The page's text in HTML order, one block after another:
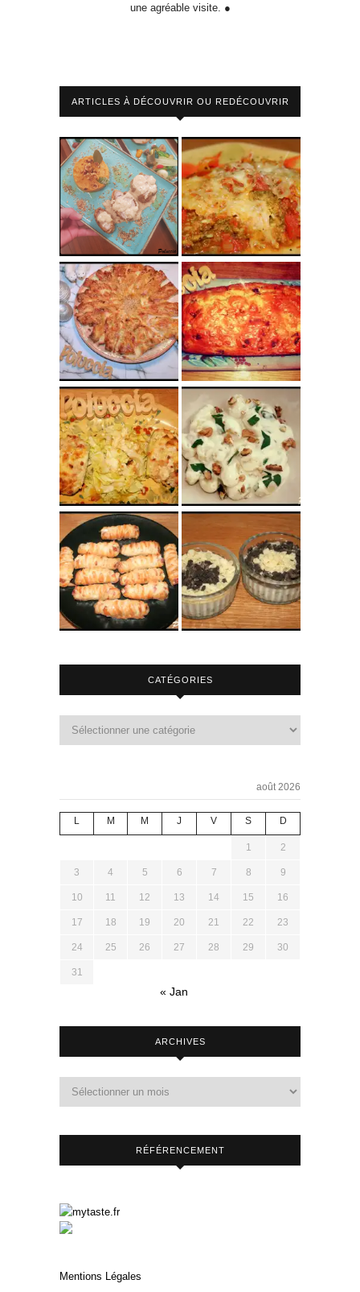
une agréable visite. ●
ARTICLES À DÉCOUVRIR OU REDÉCOUVRIR
CATÉGORIES
août 2026
L M M J V S D
1 2
3 4 5 6 7 8 9
10 11 12 13 14 15 16
17 18 19 20 21 22 23
24 25 26 27 28 29 30
31
« Jan
ARCHIVES
RÉFÉRENCEMENT
Mentions Légales